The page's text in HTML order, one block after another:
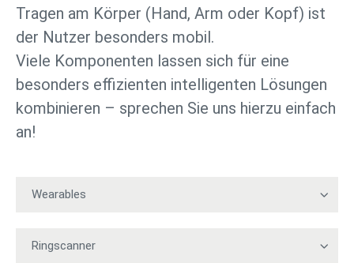
Tragen am Körper (Hand, Arm oder Kopf) ist
der Nutzer besonders mobil.
Viele Komponenten lassen sich für eine
besonders effizienten intelligenten Lösungen
kombinieren – sprechen Sie uns hierzu einfach
an!